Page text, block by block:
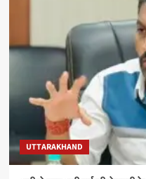
UTTARAKHAND